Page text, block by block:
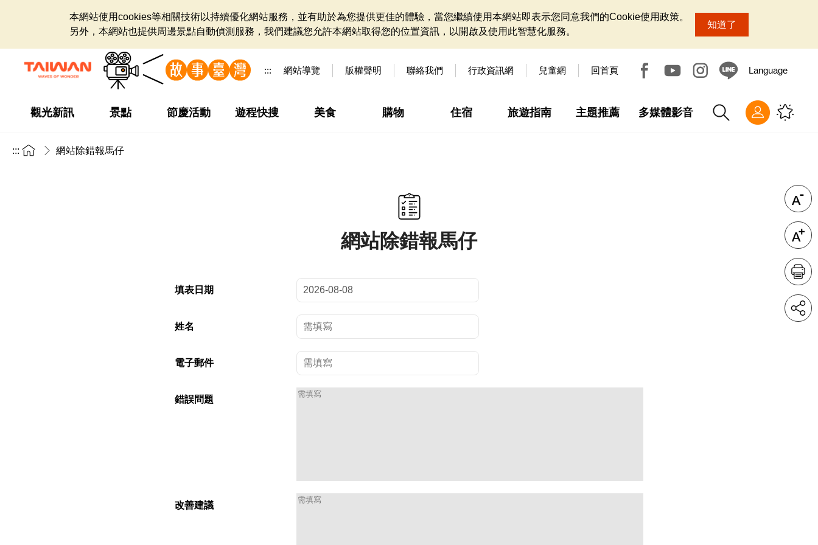
本網站使用cookies等相關技術以持續優化網站服務，並有助於為您提供更佳的體驗，當您繼續使用本網站即表示您同意我們的Cookie使用政策。
另外，本網站也提供周邊景點自動偵測服務，我們建議您允許本網站取得您的位置資訊，以開啟及使用此智慧化服務。
知道了
::: 網站導覽 版權聲明 聯絡我們 行政資訊網 兒童網 回首頁 Language
觀光新訊 景點 節慶活動 遊程快搜 美食 購物 住宿 旅遊指南 主題推薦 多媒體影音
::: 網站除錯報馬仔
網站除錯報馬仔
填表日期
姓名
電子郵件
錯誤問題
改善建議